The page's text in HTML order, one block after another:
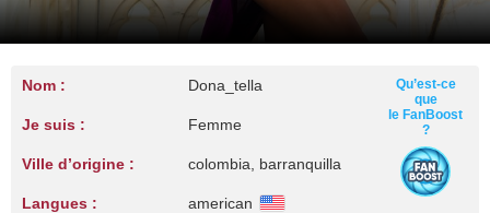
Nom : Dona_tella
Je suis : Femme
Ville d’origine : colombia, barranquilla
Langues :
american
Qu’est-ce
que
le FanBoost
?